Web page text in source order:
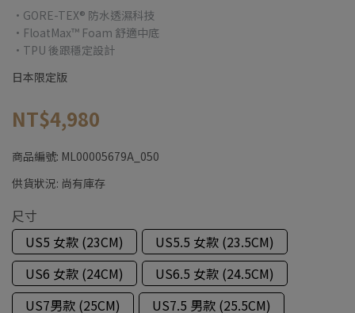
•GORE-TEX® 防水透濕科技
•FloatMax™ Foam 舒適中底
•TPU 後跟穩定設計
日本限定版
NT$4,980
商品編號: ML00005679A_050
供貨狀況: 尚有庫存
尺寸
US5 女款 (23CM)
US5.5 女款 (23.5CM)
US6 女款 (24CM)
US6.5 女款 (24.5CM)
US7男款 (25CM)
US7.5 男款 (25.5CM)